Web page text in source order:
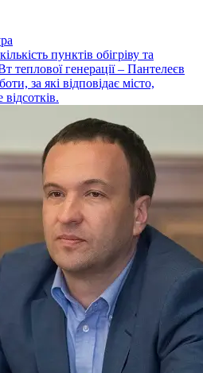
пунктів обігріву та
теплової генерації – Пантелеєв
за які відповідає місто,